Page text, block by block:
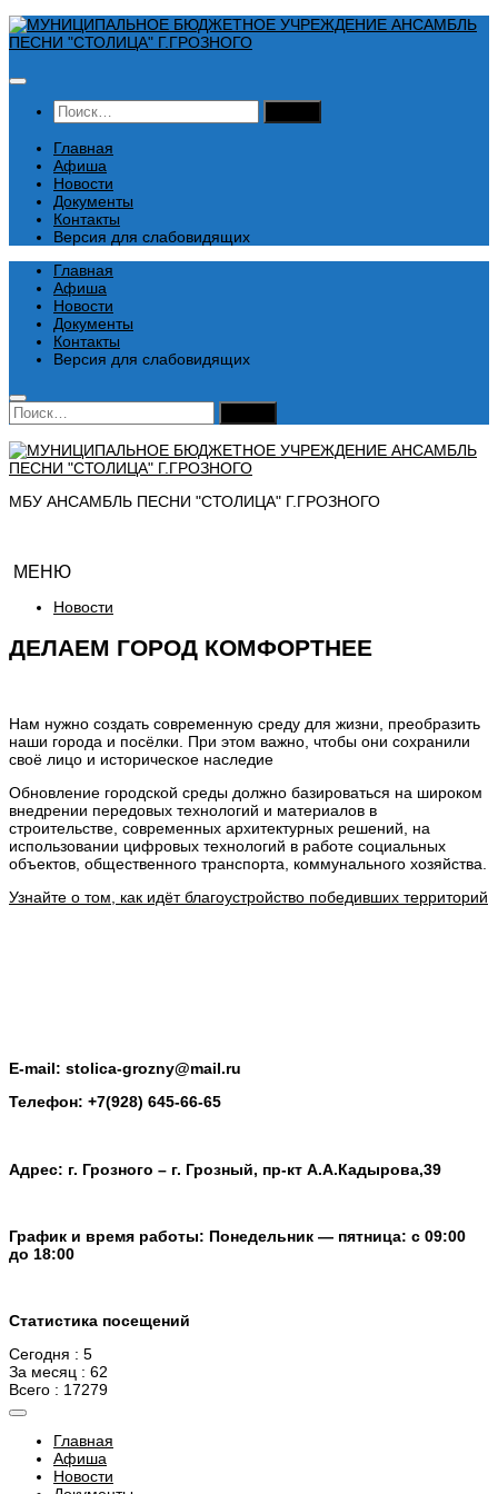
Перейти
к
Найти:
Главная
Афиша
Новости
Документы
Контакты
Версия для слабовидящих
Главная
Афиша
Новости
Документы
Контакты
Версия для слабовидящих
Найти:
МБУ АНСАМБЛЬ ПЕСНИ "СТОЛИЦА" Г.ГРОЗНОГО
МЕНЮ
Новости
ДЕЛАЕМ ГОРОД КОМФОРТНЕЕ
Нам нужно создать современную среду для жизни, преобразить
наши города и посёлки. При этом важно, чтобы они сохранили
своё лицо и историческое наследие
Обновление городской среды должно базироваться на широком
внедрении передовых технологий и материалов в
строительстве, современных архитектурных решений, на
использовании цифровых технологий в работе социальных
объектов, общественного транспорта, коммунального хозяйства.
Узнайте о том, как идёт благоустройство победивших территорий
E-mail: stolica-grozny@mail.ru
Телефон: +7(928) 645-66-65
Адрес: г. Грозного – г. Грозный, пр-кт А.А.Кадырова,39
График и время работы: Понедельник — пятница: с 09:00
до 18:00
Статистика посещений
Сегодня : 5
За месяц : 62
Всего : 17279
Главная
Афиша
Новости